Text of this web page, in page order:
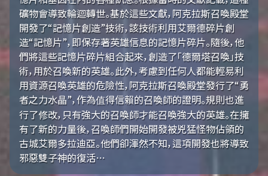
礦物會導致輪迴轉世。基於這些文獻，阿克拉斯召喚殿堂
開發了“記憶片創造”技術，該技術利用艾爾德碎片創
造“記憶片”，即保存著英雄信息的記憶片碎片。隨後，他
們將這些記憶片碎片組合起來，創造了「德爾塔召喚」技
術，用於召喚新的英雄。此外，考慮到任何人都能輕易利
用資源召喚英雄的危險性，阿克拉斯召喚殿堂發行了“勇
者之力水晶”，作為值得信賴的召喚師的證明。規則也進
行了修改，只有強大的召喚師才能召喚強大的英雄。在擁
有了新的力量後，召喚師們開始開發被兇猛怪物佔領的
古城艾爾多拉迪亞。他們卻渾然不知，這項開發也將導致
邪惡雙子神的復活…